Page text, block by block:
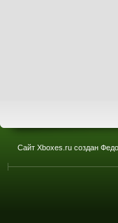
Сайт Xboxes.ru создан